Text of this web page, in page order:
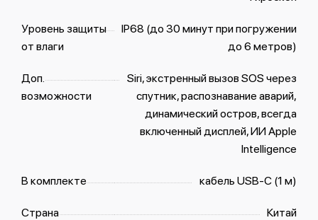
Уровень защиты
от влаги
IP68 (до 30 минут при погружении
до 6 метров)
Доп.
возможности
Siri, экстренный вызов SOS через
спутник, распознавание аварий,
динамический остров, всегда
включенный дисплей, ИИ Apple
Intelligence
В комплекте кабель USB-С (1 м)
Страна
Китай